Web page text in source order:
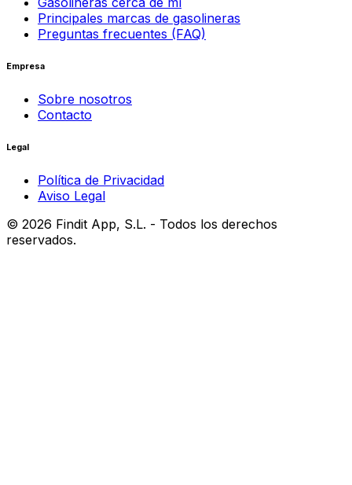
Principales marcas de gasolineras
Preguntas frecuentes (FAQ)
Empresa
Sobre nosotros
Contacto
Legal
Política de Privacidad
Aviso Legal
© 2026 Findit App, S.L. - Todos los derechos
reservados.